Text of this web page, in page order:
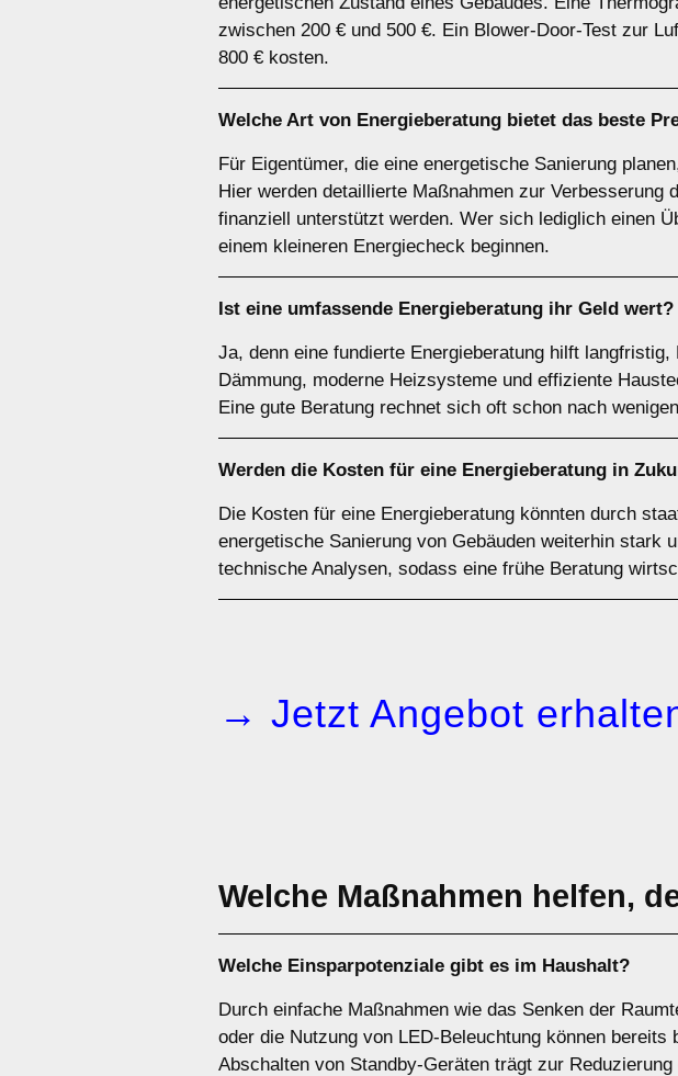
zwischen 200 € und 500 €. Ein Blower-Door-Test zur
800 € kosten.
Welche Art von Energieberatung bietet das beste
Für Eigentümer, die eine energetische Sanierung
Hier werden detaillierte Maßnahmen zur
finanziell unterstützt werden. Wer sich lediglich einen
einem kleineren Energiecheck beginnen.
Ist eine umfassende Energieberatung ihr Geld wert?
Ja, denn eine fundierte Energieberatung hilft
Dämmung, moderne Heizsysteme und effiziente
Eine gute Beratung rechnet sich oft schon nach
Werden die Kosten für eine Energieberatung in
Die Kosten für eine Energieberatung könnten durch
energetische Sanierung von Gebäuden weiterhin
technische Analysen, sodass eine frühe Beratung
→ Jetzt Angebot
Welche Maßnahmen helfen,
Welche Einsparpotenziale gibt es im Haushalt?
Durch einfache Maßnahmen wie das Senken der
oder die Nutzung von LED-Beleuchtung können
Abschalten von Standby-Geräten trägt zur